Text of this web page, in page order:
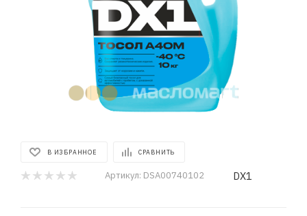
В ИЗБРАННОЕ СРАВНИТЬ
Артикул: DSA00740102 DX1